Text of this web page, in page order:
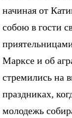
начиная от
собою в гости
Марксе и об
стремились на
праздниках,
молодежь